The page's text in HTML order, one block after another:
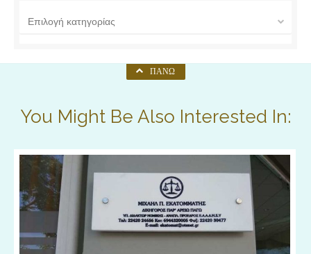
Επιλογή κατηγορίας
ΠΆΝΩ
You Might Be Also Interested In: